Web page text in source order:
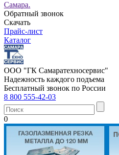
Самара.
Обратный звонок
Скачать
Прайс-лист
Каталог
ООО "ГК Самаратехносервис"
Надежность каждого подъема
Бесплатный звонок по России
8 800 555-42-03
0